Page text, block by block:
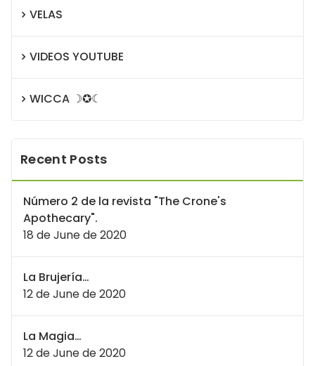
VELAS
VIDEOS YOUTUBE
WICCA ☽✪☾
Recent Posts
Número 2 de la revista "The Crone's
Apothecary".
18 de June de 2020
La Brujería…
12 de June de 2020
La Magia…
12 de June de 2020